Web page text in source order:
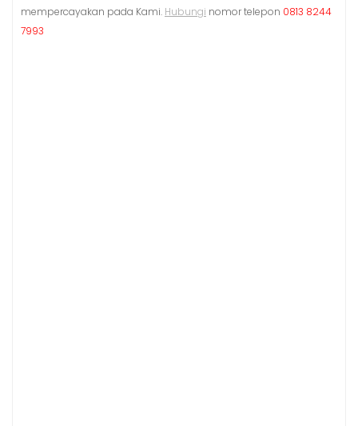
mempercayakan pada Kami. Hubungi nomor telepon 0813 8244
7993